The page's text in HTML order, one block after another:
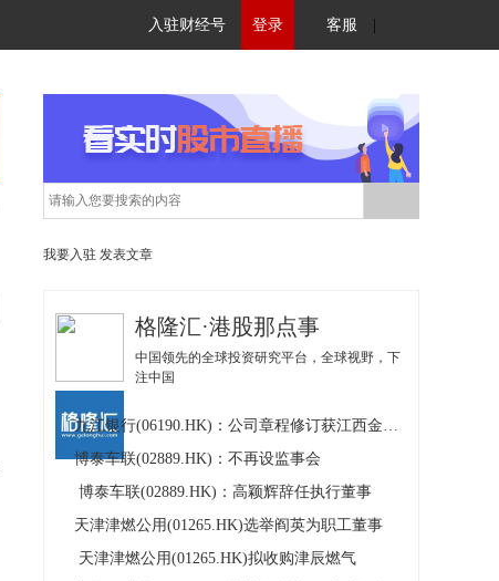
入驻财经号 登录 客服
我要入驻 发表文章
格隆汇·港股那点事
中国领先的全球投资研究平台，全球视野，下
注中国
九江银行(06190.HK)：公司章程修订获江西金融监管局核准及不再设立监事会
博泰车联(02889.HK)：不再设监事会
博泰车联(02889.HK)：高颖辉辞任执行董事
天津津燃公用(01265.HK)选举阎英为职工董事
天津津燃公用(01265.HK)拟收购津辰燃气